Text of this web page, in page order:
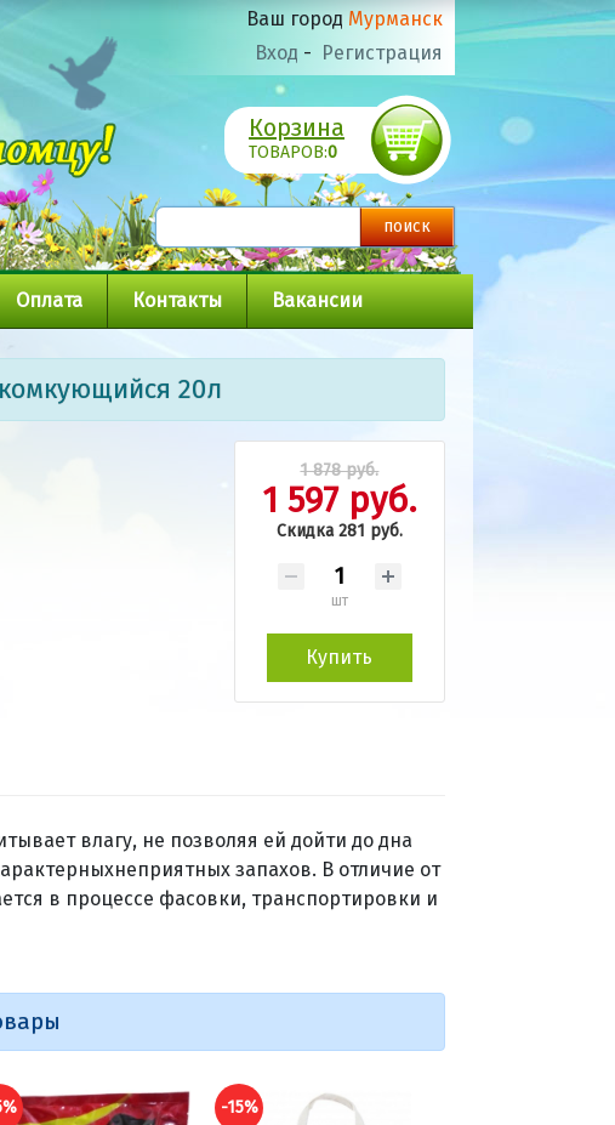
Ваш город Мурманск
Вход - Регистрация
Корзина
ТОВАРОВ:0
Оплата Контакты Вакансии
20л
1 878 руб.
1 597 руб.
Скидка 281 руб.
шт
Купить
влагу, не позволяя ей дойти до дна
запахов. В отличие от
в процессе фасовки, транспортировки и
-15%